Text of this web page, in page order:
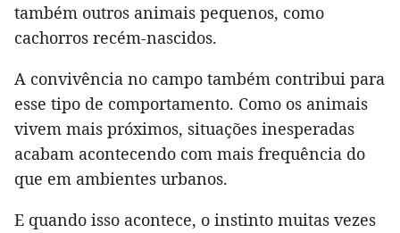
também outros animais pequenos, como
cachorros recém-nascidos.
A convivência no campo também contribui para
esse tipo de comportamento. Como os animais
vivem mais próximos, situações inesperadas
acabam acontecendo com mais frequência do
que em ambientes urbanos.
E quando isso acontece, o instinto muitas vezes